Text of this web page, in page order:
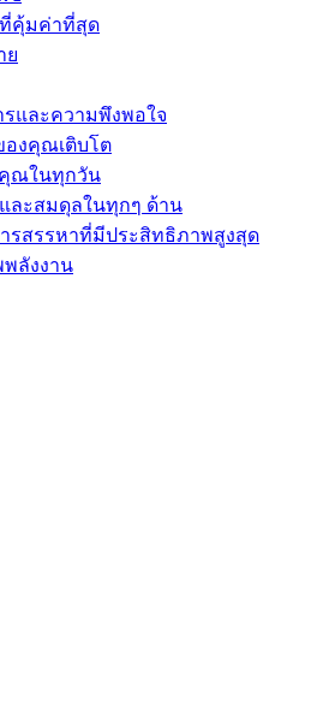
คุ้มค่าที่สุด
ย
รและความพึงพอใจ
ของคุณเติบโต
คุณในทุกวัน
ละสมดุลในทุกๆ ด้าน
การสรรหาที่มีประสิทธิภาพสูงสุด
พลังงาน